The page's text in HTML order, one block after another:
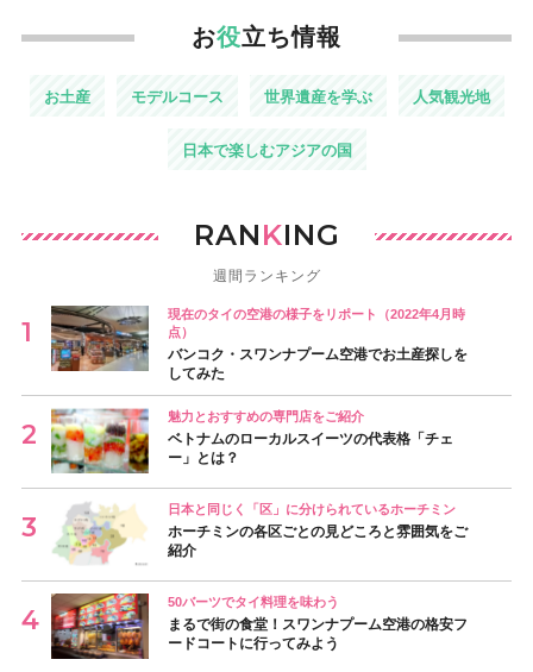
お役立ち情報
お土産 モデルコース 世界遺産を学ぶ 人気観光地
日本で楽しむアジアの国
RANKING
週間ランキング
現在のタイの空港の様子をリポート（2022年4月時
点）
バンコク・スワンナプーム空港でお土産探しを
してみた
魅力とおすすめの専門店をご紹介
ベトナムのローカルスイーツの代表格「チェ
ー」とは？
日本と同じく「区」に分けられているホーチミン
ホーチミンの各区ごとの見どころと雰囲気をご
紹介
50バーツでタイ料理を味わう
まるで街の食堂！スワンナプーム空港の格安フ
ードコートに行ってみよう